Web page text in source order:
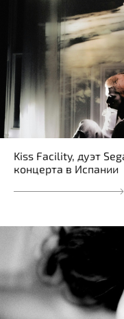
Kiss Facility, дуэт
концерта в Испании